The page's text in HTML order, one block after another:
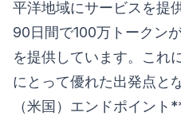
平洋地域にサービスを提
90日間で100万トークン
を提供しています。これ
にとって優れた出発点と
（米国）エンドポイント